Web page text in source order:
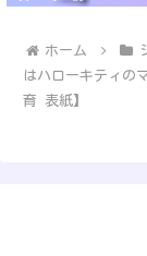
ホーム
はハローキティの
育 表紙】